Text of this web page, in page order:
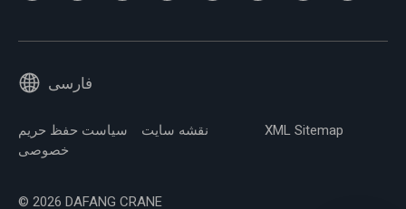
فارسی
سیاست حفظ حریم
خصوصی
نقشه سایت XML Sitemap
© 2026 DAFANG CRANE